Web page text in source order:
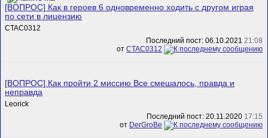
[ВОПРОС] Как в героев 6 одновременно ходить с другом играя
по сети в лицензию
CTAC0312
Последний пост: 06.10.2021 21:08
от CTAC0312
[ВОПРОС] Как пройти 2 миссию Все смешалось, правда и
неправда
Leorick
Последний пост: 20.11.2020 17:15
от DerGroBe